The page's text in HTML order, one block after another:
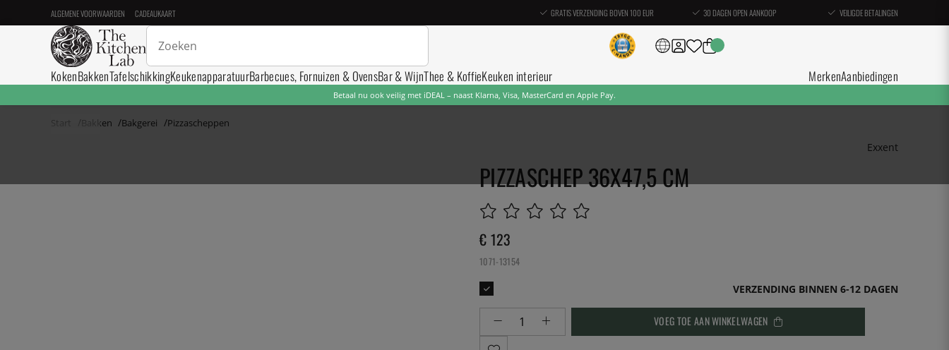
ALGEMENE VOORWAARDEN CADEAUKAART GRATIS VERZENDING BOVEN 100 EUR 30 DAGEN OPEN AANKOOP VEILIGDE BETALINGEN
KokenBakkenTafelschikkingKeukenapparatuurBarbecues, Fornuizen & OvensBar & WijnThee & KoffieKeuken interieur MerkenAanbiedingen
Betaal nu ook veilig met iDEAL – naast Klarna, Visa, MasterCard en Apple Pay.
Start Bakken Bakgerei Pizzascheppen
Exxent
PIZZASCHEP 36X47,5 CM
€ 123
1071-13154
VERZENDING BINNEN 6-12 DAGEN
VOEG TOE AAN WINKELWAGEN